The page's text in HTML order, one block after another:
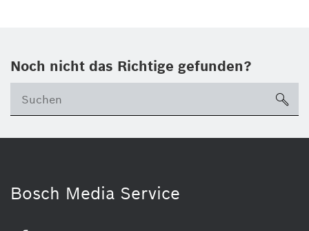
Noch nicht das Richtige gefunden?
Bosch Media Service